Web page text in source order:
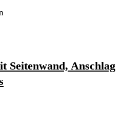
Seitenwand, Anschlag